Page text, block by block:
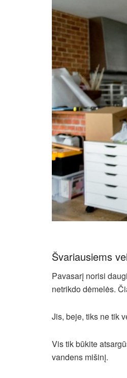
Švariausiems
Pavasarį norisi
netrikdo dėmelės.
Jis, beje, tiks ne tik
Vis tik būkite
vandens mišinį.